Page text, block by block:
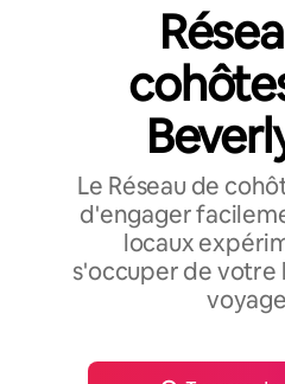
Le Réseau de
d'engager
locaux
s'occuper de